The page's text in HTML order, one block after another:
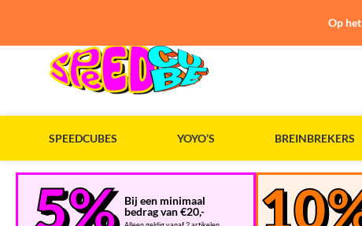
SPEEDCUBES YOYO’S BREINBREKERS
Bij een minimaal
bedrag van €20,-
Op